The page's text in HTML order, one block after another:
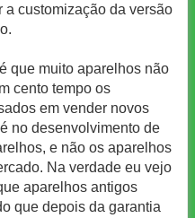
customização da versão
que muito aparelhos não
cento tempo os
em vender novos
no desenvolvimento de
e não os aparelhos
Na verdade eu vejo
aparelhos antigos
que depois da garantia